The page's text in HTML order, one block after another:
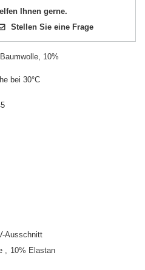
Ihnen gerne.
Stellen Sie eine Frage
10%
bei 30°C
Ausschnitt
10% Elastan